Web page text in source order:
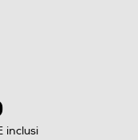
inclusi